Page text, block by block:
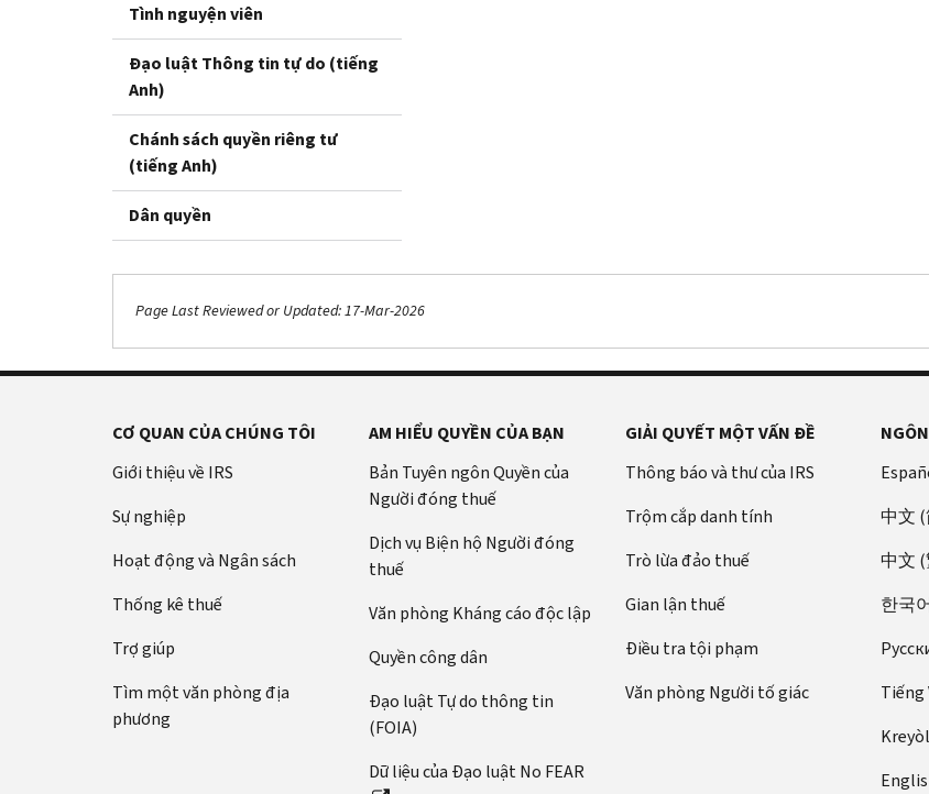
Tình nguyện viên
Đạo luật Thông tin tự do (tiếng
Anh)
Chánh sách quyền riêng tư
(tiếng Anh)
Dân quyền
Page Last Reviewed or Updated: 17-Mar-2026
CƠ QUAN CỦA CHÚNG TÔI
Giới thiệu về IRS
Sự nghiệp
Hoạt động và Ngân sách
Thống kê thuế
Trợ giúp
Tìm một văn phòng địa
phương
AM HIỂU QUYỀN CỦA BẠN
Bản Tuyên ngôn Quyền của
Người đóng thuế
Dịch vụ Biện hộ Người đóng
thuế
Văn phòng Kháng cáo độc lập
Quyền công dân
Đạo luật Tự do thông tin
(FOIA)
Dữ liệu của Đạo luật No FEAR
GIẢI QUYẾT MỘT VẤN ĐỀ
Thông báo và thư của IRS
Trộm cắp danh tính
Trò lừa đảo thuế
Gian lận thuế
Điều tra tội phạm
Văn phòng Người tố giác
中文
中文
한국
Tiếng